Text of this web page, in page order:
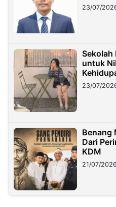
23/07/
Sekolah
untuk
23/07/
Benang
Dari
KDM
21/07/